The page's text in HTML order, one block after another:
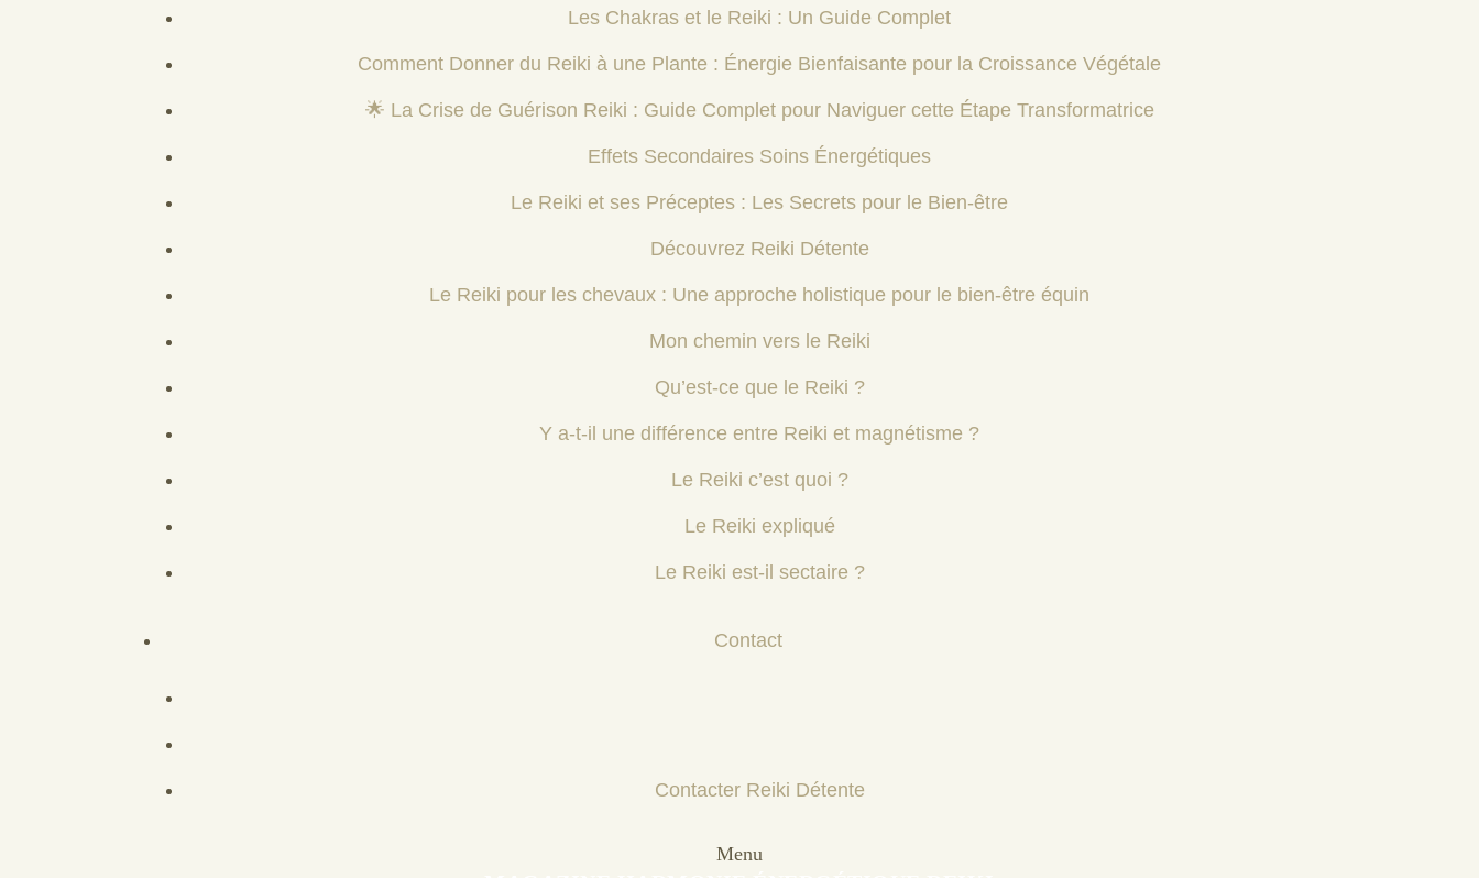
Les Chakras et le Reiki : Un Guide Complet
Comment Donner du Reiki à une Plante : Énergie Bienfaisante pour la Croissance Végétale
🌟 La Crise de Guérison Reiki : Guide Complet pour Naviguer cette Étape Transformatrice
Effets Secondaires Soins Énergétiques
Le Reiki et ses Préceptes : Les Secrets pour le Bien-être
Découvrez Reiki Détente
Le Reiki pour les chevaux : Une approche holistique pour le bien-être équin
Mon chemin vers le Reiki
Qu’est-ce que le Reiki ?
Y a-t-il une différence entre Reiki et magnétisme ?
Le Reiki c’est quoi ?
Le Reiki expliqué
Le Reiki est-il sectaire ?
Contact
Contacter Reiki Détente
Menu